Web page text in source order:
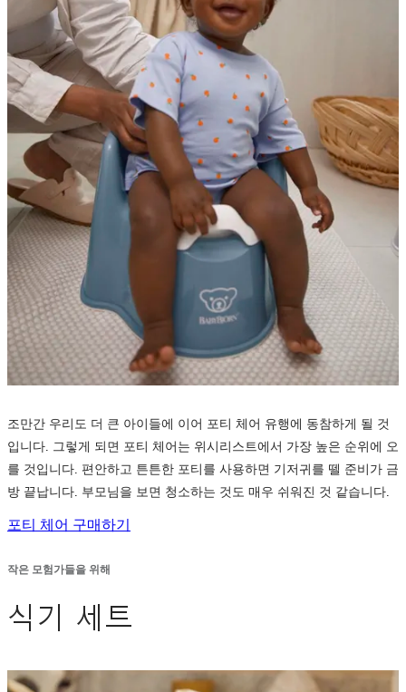
조만간 우리도 더 큰 아이들에 이어 포티 체어 유행에 동참하게 될 것
입니다. 그렇게 되면 포티 체어는 위시리스트에서 가장 높은 순위에 오
를 것입니다. 편안하고 튼튼한 포티를 사용하면 기저귀를 뗄 준비가 금
방 끝납니다. 부모님을 보면 청소하는 것도 매우 쉬워진 것 같습니다.
포티 체어 구매하기
작은 모험가들을 위해
식기 세트